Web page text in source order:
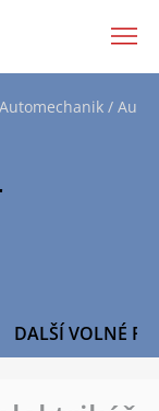
Automechanik /
DALŠÍ VOLNÉ